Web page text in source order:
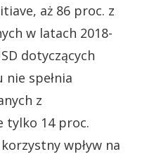
aż 86 proc. z
w latach 2018-
dotyczących
spełnia
z
tylko 14 proc.
wpływ na